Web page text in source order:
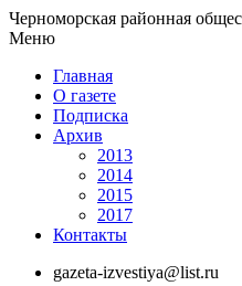
Черноморская районная
Меню
Главная
О газете
Подписка
Архив
2013
2014
2015
2017
Контакты
gazeta-izvestiya@list.ru